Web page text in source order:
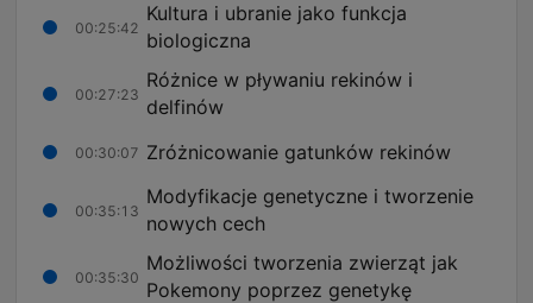
00:25:42
Kultura i ubranie jako funkcja
biologiczna
00:27:23
Różnice w pływaniu rekinów i
delfinów
00:30:07 Zróżnicowanie gatunków rekinów
00:35:13
Modyfikacje genetyczne i tworzenie
nowych cech
00:35:30
Możliwości tworzenia zwierząt jak
Pokemony poprzez genetykę